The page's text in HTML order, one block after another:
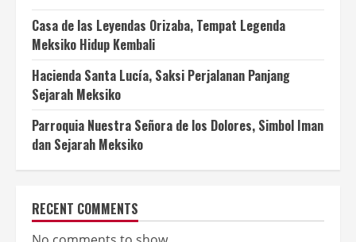
Casa de las Leyendas Orizaba, Tempat Legenda
Meksiko Hidup Kembali
Hacienda Santa Lucía, Saksi Perjalanan Panjang
Sejarah Meksiko
Parroquia Nuestra Señora de los Dolores, Simbol Iman
dan Sejarah Meksiko
RECENT COMMENTS